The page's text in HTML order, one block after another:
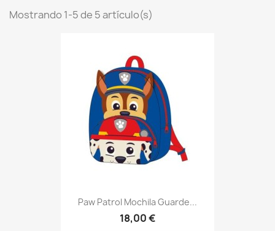
Mostrando 1-5 de 5 artículo(s)
Paw Patrol Mochila Guarde...
18,00 €